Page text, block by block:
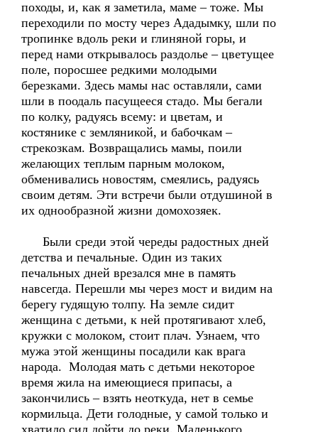
походы, и, как я заметила, маме – тоже. Мы
переходили по мосту через Ададымку, шли по
тропинке вдоль реки и глиняной горы, и
перед нами открывалось раздолье – цветущее
поле, поросшее редкими молодыми
березками. Здесь мамы нас оставляли, сами
шли в поодаль пасущееся стадо. Мы бегали
по колку, радуясь всему: и цветам, и
костянике с земляникой, и бабочкам –
стрекозкам. Возвращались мамы, поили
желающих теплым парным молоком,
обменивались новостям, смеялись, радуясь
своим детям. Эти встречи были отдушиной в
их однообразной жизни домохозяек.
Были среди этой череды радостных дней
детства и печальные. Один из таких
печальных дней врезался мне в память
навсегда. Перешли мы через мост и видим на
берегу гудящую толпу. На земле сидит
женщина с детьми, к ней протягивают хлеб,
кружки с молоком, стоит плач. Узнаем, что
мужа этой женщины посадили как врага
народа. Молодая мать с детьми некоторое
время жила на имеющиеся припасы, а
закончились – взять неоткуда, нет в семье
кормильца. Дети голодные, у самой только и
хватило сил дойти до реки. Маленького